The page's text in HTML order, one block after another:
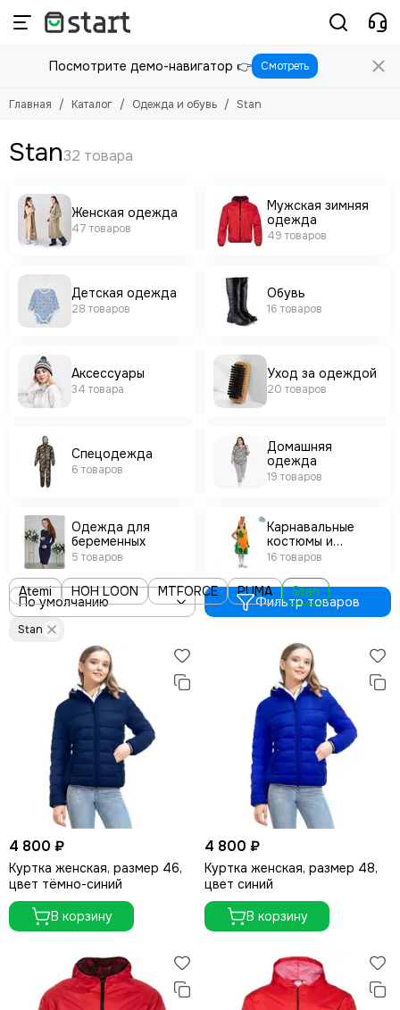
Одежда и обувь
Смотреть все товары
Женская одежда
Обувь
Уход за одеждой
Спецодежда
Домашняя одежда
Карнавальные костюмы и аксессуары
Посмотрите демо-навигатор 👉 Смотреть
Главная Каталог Одежда и обувь Stan
Stan
Женская одежда
47 товаров
Мужская зимняя
одежда
49 товаров
Детская одежда
28 товаров
Обувь
16 товаров
Аксессуары
34 товара
Уход за одеждой
20 товаров
Спецодежда
6 товаров
Домашняя
одежда
19 товаров
Одежда для
беременных
5 товаров
Карнавальные
костюмы и
аксессуары
16 товаров
Atemi HOH LOON MTFORCE PUMA Stan
Фильтр товаров
Stan
4 800 ₽
Куртка женская, размер 46,
цвет тёмно-синий
В корзину
4 800 ₽
Куртка женская, размер 48,
цвет синий
В корзину